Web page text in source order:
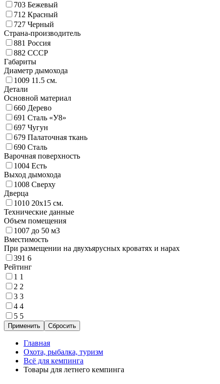
703 Бежевый
712 Красный
727 Черный
Страна-производитель
881 Россия
882 СССР
Габариты
Диаметр дымохода
1009 11.5 см.
Детали
Основной материал
660 Дерево
691 Сталь «У8»
697 Чугун
679 Палаточная ткань
690 Сталь
Варочная поверхность
1004 Есть
Выход дымохода
1008 Сверху
Дверца
1010 20х15 см.
Технические данные
Объем помещения
1007 до 50 м3
Вместимость
При размещении на двухъярусных кроватях и нарах
391 6
Рейтинг
1 1
2 2
3 3
4 4
5 5
Главная
Охота, рыбалка, туризм
Всё для кемпинга
Товары для летнего кемпинга